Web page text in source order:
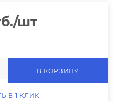
/шт
В КОРЗИНУ
В 1 КЛИК